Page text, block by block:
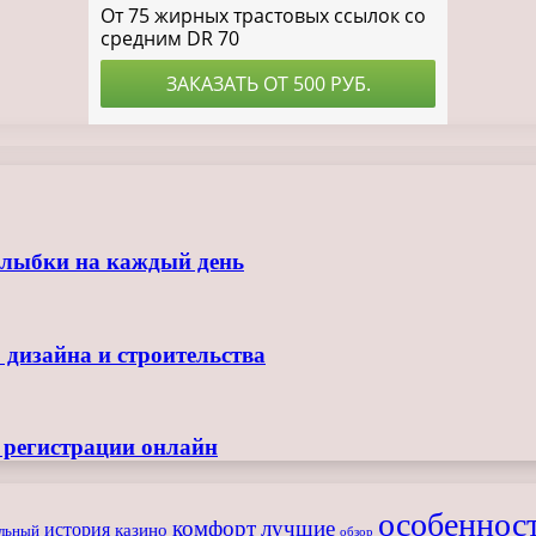
на каждый день
и строительства
онлайн
история казино комфортлучшие обзор